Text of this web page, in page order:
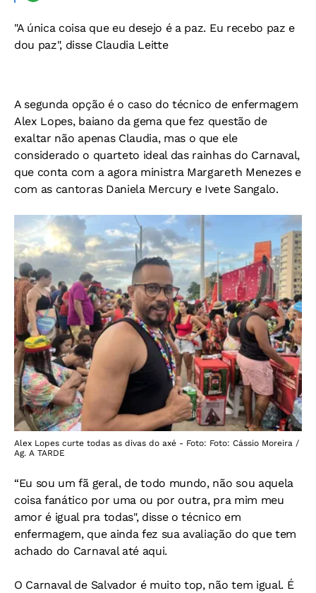
"A única coisa que eu desejo é a paz. Eu recebo paz e
dou paz", disse Claudia Leitte
A segunda opção é o caso do técnico de enfermagem
Alex Lopes, baiano da gema que fez questão de
exaltar não apenas Claudia, mas o que ele
considerado o quarteto ideal das rainhas do Carnaval,
que conta com a agora ministra Margareth Menezes e
com as cantoras Daniela Mercury e Ivete Sangalo.
Alex Lopes curte todas as divas do axé - Foto: Foto: Cássio Moreira /
Ag. A TARDE
“Eu sou um fã geral, de todo mundo, não sou aquela
coisa fanático por uma ou por outra, pra mim meu
amor é igual pra todas", disse o técnico em
enfermagem, que ainda fez sua avaliação do que tem
achado do Carnaval até aqui.
O Carnaval de Salvador é muito top, não tem igual. É